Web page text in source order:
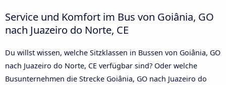
Service und Komfort im Bus von Goiânia, GO
nach Juazeiro do Norte, CE
Du willst wissen, welche Sitzklassen in Bussen von Goiânia, GO
nach Juazeiro do Norte, CE verfügbar sind? Oder welche
Busunternehmen die Strecke Goiânia, GO nach Juazeiro do